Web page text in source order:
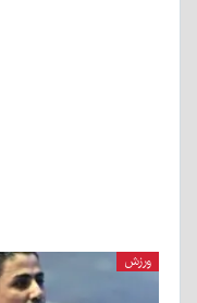
ورزش